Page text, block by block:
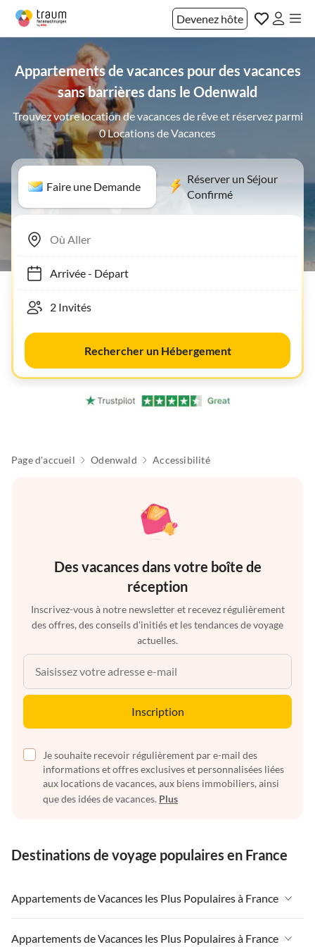
Devenez hôte
Appartements de vacances pour des vacances
sans barrières dans le Odenwald
Trouvez votre location de vacances de rêve et réservez parmi
0 Locations de Vacances
Faire une Demande
Réserver un Séjour
Confirmé
Arrivée- Départ
Rechercher un Hébergement
Page d'accueil Odenwald Accessibilité
Des vacances dans votre boîte de
réception
Inscrivez-vous à notre newsletter et recevez régulièrement
des offres, des conseils d'initiés et les tendances de voyage
actuelles.
Inscription
Je souhaite recevoir régulièrement par e-mail des
informations et offres exclusives et personnalisées liées
aux locations de vacances, aux biens immobiliers, ainsi
que des idées de vacances. Plus
Destinations de voyage populaires en France
Appartements de Vacances les Plus Populaires à France
Appartements de Vacances à France
Appartements de Vacances les Plus Populaires à France